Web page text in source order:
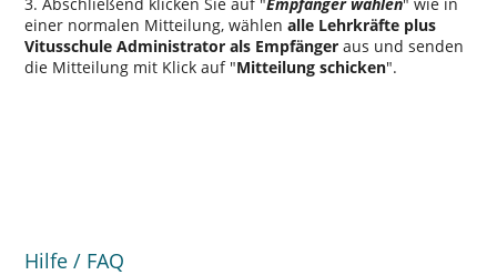
einer normalen Mitteilung, wählenalle Lehrkräfte plus
Vitusschule Administrator als Empfänger aus und senden
die Mitteilung mit Klick auf Mitteilung schicken .
Hilfe / FAQ